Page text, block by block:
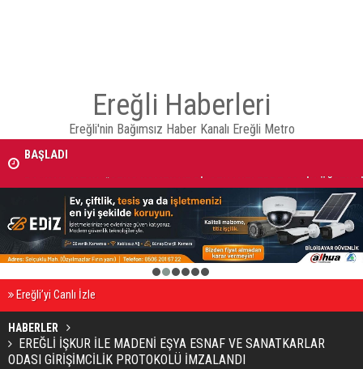
Ereğli Haberleri
Ereğli'nin Bağımsız Haber Kanalı Ereğli Metro
AVRUPA BİSİKLET BAŞKENTİ KONYA'DA BİSİKLET FESTİVALİ
BAŞKAN ALTAY: “GENÇ KOMEK VE BİLGEHANELERDE 30 BİN
YAZ AYLARINI BİZİMLE BİRLİKTE GEÇİRİYOR”
2 3 4 5 6
Ereğli’yi Canlı İzle
HABERLER
EREĞLİ İŞKUR İLE MADENİ EŞYA ESNAF VE SANATKARLAR
ODASI GİRİŞİMCİLİK PROTOKOLÜ İMZALANDI